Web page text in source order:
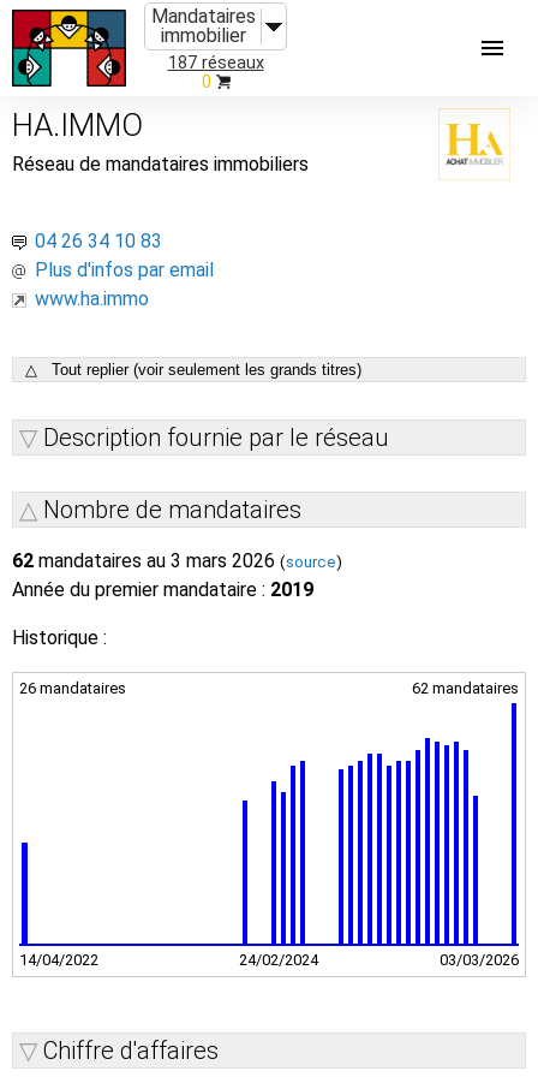
Mandataires
immobilier
187 réseaux
0
HA.IMMO
Réseau de mandataires immobiliers
04 26 34 10 83
Plus d'infos par email
www.ha.immo
△ Tout replier (voir seulement les grands titres)
Description fournie par le réseau
Nombre de mandataires
62 mandataires au 3 mars 2026 (source)
Année du premier mandataire : 2019
Historique :
26 mandataires 62 mandataires
14/04/2022 24/02/2024 03/03/2026
Chiffre d'affaires